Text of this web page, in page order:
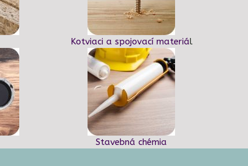
Kotviaci a spojovací materiál
Stavebná chémia